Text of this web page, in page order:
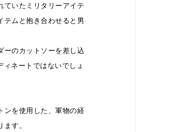
ていたミリタリーアイテ
テムと抱き合わせると男
ーのカットソーを差し込
ネートではないでしょ
ンを使用した、軍物の経
す。